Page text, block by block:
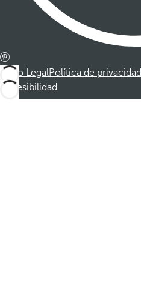
Aviso LegalPolítica de privacidad
Accesibilidad